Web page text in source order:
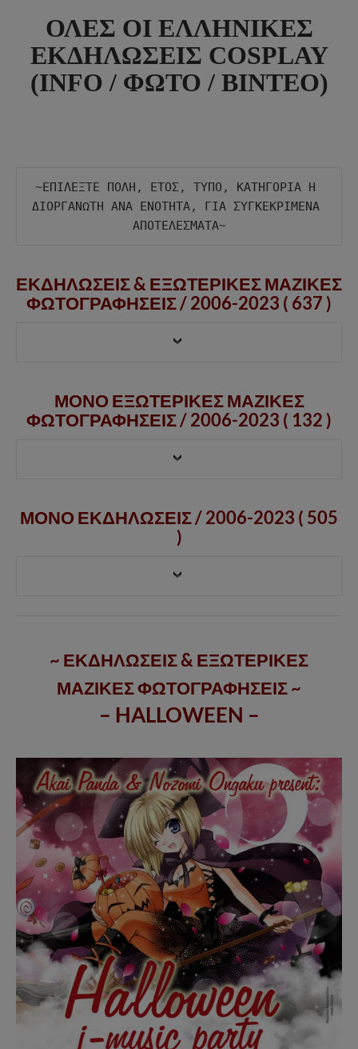
ΟΛΕΣ ΟΙ ΕΛΛΗΝΙΚΕΣ
ΕΚΔΗΛΩΣΕΙΣ COSPLAY
(INFO / ΦΩΤΟ / ΒΙΝΤΕΟ)
~ΕΠΙΛΕΞΤΕ ΠΟΛΗ, ΕΤΟΣ, ΤΥΠΟ, ΚΑΤΗΓΟΡΙΑ Η
ΔΙΟΡΓΑΝΩΤΗ ΑΝΑ ΕΝΟΤΗΤΑ, ΓΙΑ ΣΥΓΚΕΚΡΙΜΕΝΑ
ΑΠΟΤΕΛΕΣΜΑΤΑ~
ΕΚΔΗΛΩΣΕΙΣ & ΕΞΩΤΕΡΙΚΕΣ ΜΑΖΙΚΕΣ
ΦΩΤΟΓΡΑΦΗΣΕΙΣ /2006-2023 ( 637 )
ΜΟΝΟ ΕΞΩΤΕΡΙΚΕΣ ΜΑΖΙΚΕΣ
ΦΩΤΟΓΡΑΦΗΣΕΙΣ /2006-2023 ( 132 )
ΜΟΝΟ ΕΚΔΗΛΩΣΕΙΣ / 2006-2023 ( 505
)
~ ΕΚΔΗΛΩΣΕΙΣ & ΕΞΩΤΕΡΙΚΕΣ
ΜΑΖΙΚΕΣ ΦΩΤΟΓΡΑΦΗΣΕΙΣ ~
– HALLOWEEN –